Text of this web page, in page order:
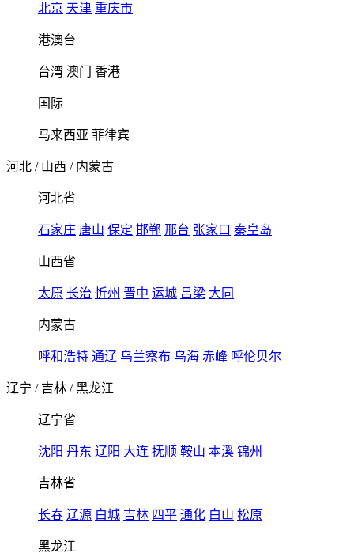
北京 天津 重庆市
港澳台
台湾 澳门 香港
国际
马来西亚 菲律宾
河北 / 山西 / 内蒙古
河北省
石家庄 唐山 保定 邯郸 邢台 张家口 秦皇岛
山西省
太原 长治 忻州 晋中 运城 吕梁 大同
内蒙古
呼和浩特 通辽 乌兰察布 乌海 赤峰 呼伦贝尔
辽宁 / 吉林 /黑龙江
辽宁省
沈阳 丹东 辽阳 大连 抚顺 鞍山 本溪 锦州
吉林省
长春 辽源 白城 吉林 四平 通化 白山 松原
黑龙江